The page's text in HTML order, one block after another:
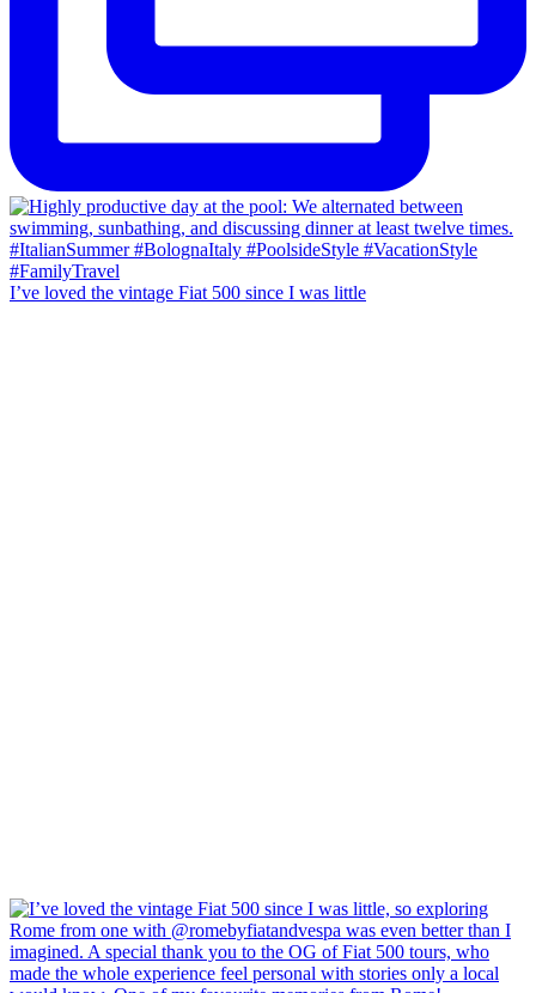
I’ve loved the vintage Fiat 500 since I was little